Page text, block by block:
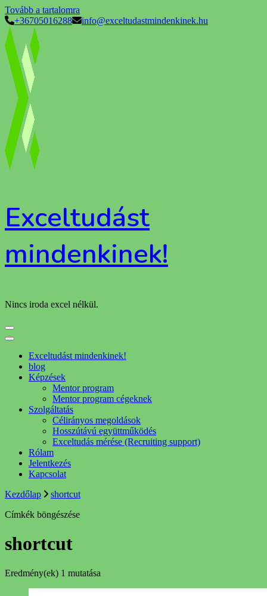
Tovább a tartalomra
+36705016288
info@exceltudastmindenkinek.hu
Exceltudást
mindenkinek!
Nincs iroda excel nélkül.
Exceltudást mindenkinek!
blog
Képzések
Mentor program
Mentor program cégeknek
Szolgáltatás
Célirányos megoldások
Hosszútávú együttműködés
Exceltudás mérése (Recruiting support)
Rólam
Jelentkezés
Kapcsolat
Kezdőlap
shortcut
Címkék böngészése
shortcut
Eredmény(ek) 1 mutatása